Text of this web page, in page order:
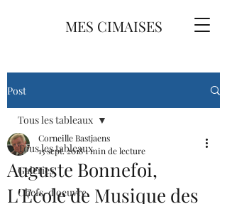
MES CIMAISES
Post
Tous les tableaux
Galeries
Chefs-d'oeuvre
Tous les tableaux
Auguste Bonnefoi,
L'Ecole de Musique des
Corneille Bastjaens
13 sept. 20181 min de lecture